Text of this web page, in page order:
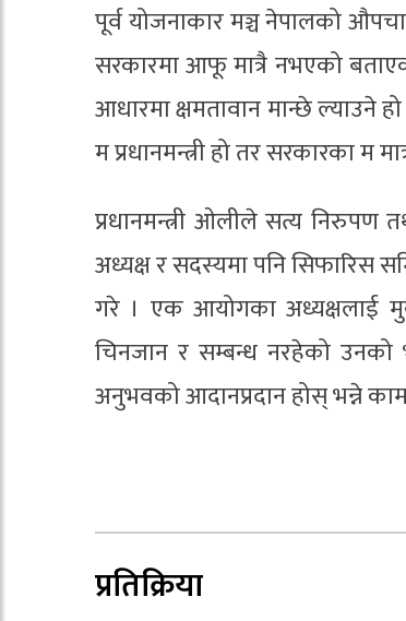
पूर्व योजनाकार मञ्च नेपालको
सरकारमा आफू मात्रै नभएको
आधारमा क्षमतावान मान्छे ल्याउने
म प्रधानमन्त्री हो तर सरकारका म
प्रधानमन्त्री ओलीले सत्य निरुपण
अध्यक्ष र सदस्यमा पनि सिफारिस
गरे । एक आयोगका अध्यक्षलाई
चिनजान र सम्बन्ध नरहेको
अनुभवको आदानप्रदान होस् भन्ने
प्रतिक्रिया